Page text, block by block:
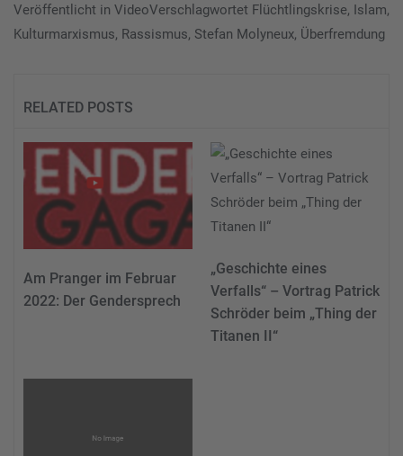
Veröffentlicht in VideoVerschlagwortet Flüchtlingskrise, Islam,
Kulturmarxismus, Rassismus, Stefan Molyneux, Überfremdung
RELATED POSTS
Am Pranger im Februar
2022: Der Gendersprech
„Geschichte eines
Verfalls“ – Vortrag Patrick
Schröder beim „Thing der
Titanen II“